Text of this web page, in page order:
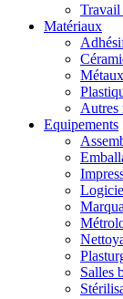
Travail
Matériaux
Métaux
Autres
Equipements
Salles